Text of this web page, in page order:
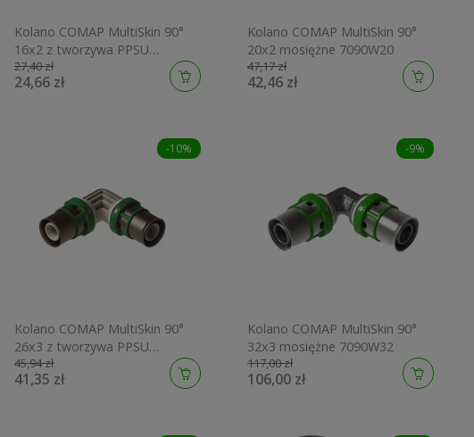
Kolano COMAP MultiSkin 90°
16x2 z tworzywa PPSU
9090W16
27,40 zł
24,66 zł
Kolano COMAP MultiSkin 90°
20x2 mosiężne 7090W20
47,17 zł
42,46 zł
-10%
Kolano COMAP MultiSkin 90°
26x3 z tworzywa PPSU
9090W26
45,94 zł
41,35 zł
-9%
Kolano COMAP MultiSkin 90°
32x3 mosiężne 7090W32
117,00 zł
106,00 zł